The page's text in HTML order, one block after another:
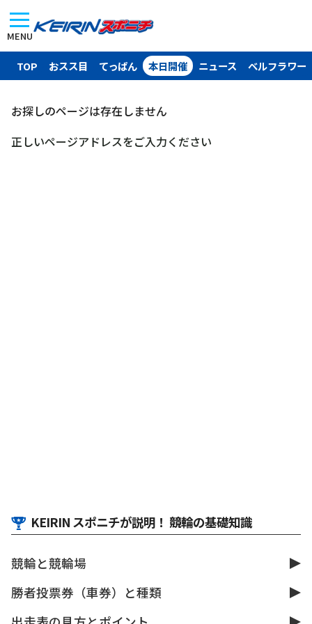
MENU
TOP おスス目 てっぱん 本日開催 ニュース ベルフラワー
お探しのページは存在しません
正しいページアドレスをご入力ください
KEIRIN スポニチが説明！ 競輪の基礎知識
競輪と競輪場
勝者投票券（車券）と種類